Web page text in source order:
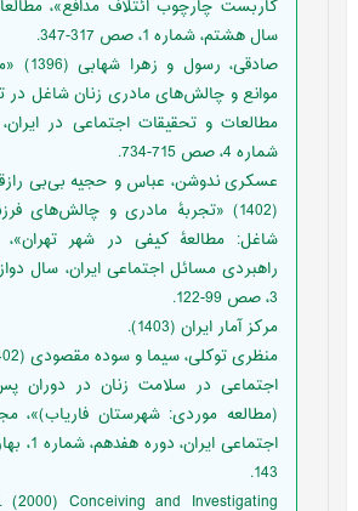
کاربست چارچوب ائتلاف مدافع»،
سال هشتم، شماره 1، صص 317-347.
صادقی، رسول
موانع و چالش‌های مادری زنان شاغل در
مطالعات و تحقیقات اجتماعی در
شماره 4، صص 715-734.
عسکری ندوشن، عباس و حجیه ‌‌بی‌بی
(1402) «تجربۀ مادری و چالش‌های
شاغل: مطالعۀ کیفی در شهر
راهبردی مسائل اجتماعی ایران، سال
3، صص 99-122.
مرکز آمار ایران (1403).
اجتماعی در سلامت زنان در دوران پس
(مطالعه موردی: شهرستان فاریاب)»،
143.
(2000) Conceiving and Investigating